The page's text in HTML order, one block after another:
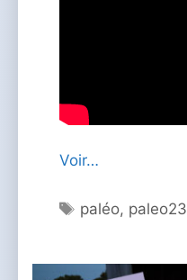
Voir…
Étiquettes
paléo, paleo23